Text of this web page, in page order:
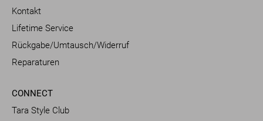
Kontakt
Lifetime Service
Rückgabe/Umtausch/Widerruf
Reparaturen
CONNECT
Tara Style Club